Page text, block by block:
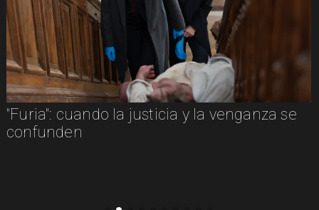
"Furia": cuando la justicia y la venganza se
confunden